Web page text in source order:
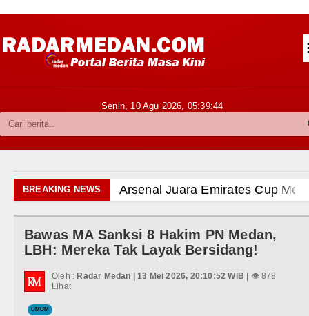
Kabupaten Karo
Politik
Olahraga
Senin, 10 Agu 2026, 05:39:46
BREAKING NEWS Arsenal Juara Emirates Cup
Liverpool Ditekuk Monaco pada
Manchester City Bangkit untuk
Bobby Nasution Siapkan
Bawas MA Sanksi 8 Hakim PN Medan,
LBH: Mereka Tak Layak Bersidang!
Oleh : Radar Medan | 13 Mei 2026, 20:10:52 WIB | 👁 878
Lihat
UMUM